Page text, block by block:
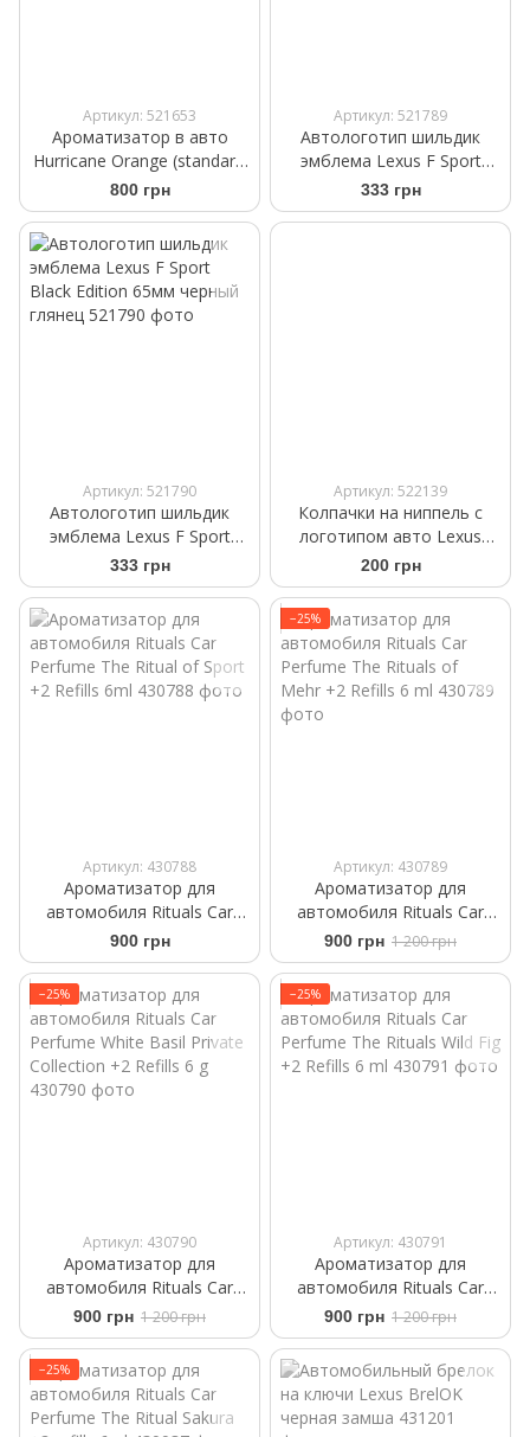
Артикул: 521653
Ароматизатор в авто
Hurricane Orange (standart)
Аромасаше на дефлектор
800 грн
Артикул: 521789
Автологотип шильдик
эмблема Lexus F Sport
Black Еdition 100мм черный
глянец
333 грн
Артикул: 521790
Автологотип шильдик
эмблема Lexus F Sport
Black Еdition 65мм черный
глянец
333 грн
Артикул: 522139
Колпачки на ниппель с
логотипом авто Lexus
черного цвета
200 грн
Артикул: 430788
Ароматизатор для
автомобиля Rituals Car
Perfume The Ritual of Sport
+2 Refills 6ml
900 грн
−25%
Артикул: 430789
Ароматизатор для
автомобиля Rituals ​Car
Perfume The Rituals of
Mehr +2 Refills 6 ml
900 грн 1 200 грн
−25%
Артикул: 430790
Ароматизатор для
автомобиля Rituals ​Car
Perfume ​White Basil Private
Collection +2 Refills 6 g
900 грн 1 200 грн
−25%
Артикул: 430791
Ароматизатор для
автомобиля Rituals ​Car
Perfume The Rituals Wild Fig
+2 Refills 6 ml
900 грн 1 200 грн
−25%